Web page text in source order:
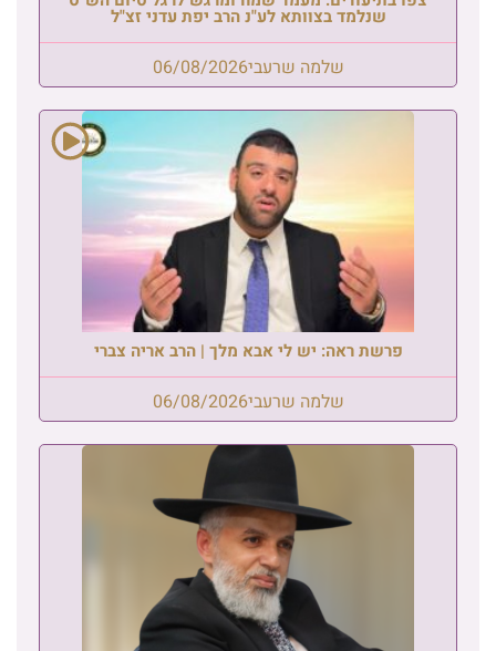
שנלמד בצוותא לע"נ הרב יפת עדני זצ"ל
שלמה שרעבי06/08/2026
פרשת ראה: יש לי אבא מלך | הרב אריה צברי
שלמה שרעבי06/08/2026